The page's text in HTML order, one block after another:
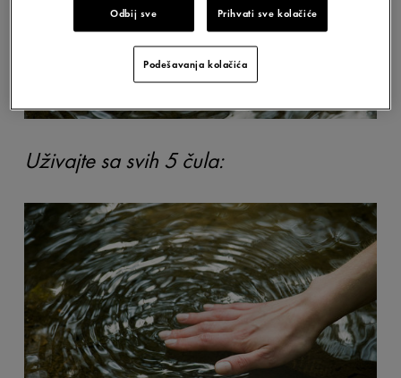
Uživajte sa svih 5 čula:
Odbij sve Prihvati sve kolačiće
Podešavanja kolačića